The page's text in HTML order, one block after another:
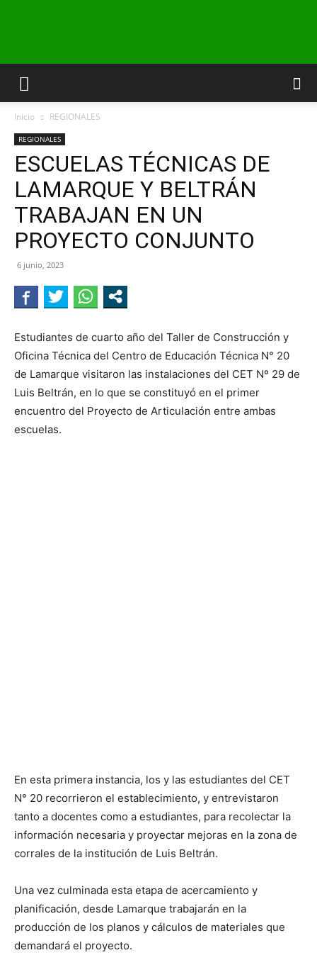
INFO24
NEGRO
Inicio REGIONALES
REGIONALES
ESCUELAS TÉCNICAS DE
LAMARQUE Y BELTRÁN
TRABAJAN EN UN
PROYECTO CONJUNTO
6 junio, 2023
Estudiantes de cuarto año del Taller de Construcción y
Oficina Técnica del Centro de Educación Técnica N° 20
de Lamarque visitaron las instalaciones del CET Nº 29 de
Luis Beltrán, en lo que se constituyó en el primer
encuentro del Proyecto de Articulación entre ambas
escuelas.
En esta primera instancia, los y las estudiantes del CET
N° 20 recorrieron el establecimiento, y entrevistaron
tanto a docentes como a estudiantes, para recolectar la
información necesaria y proyectar mejoras en la zona de
corrales de la institución de Luis Beltrán.
Una vez culminada esta etapa de acercamiento y
planificación, desde Lamarque trabajarán en la
producción de los planos y cálculos de materiales que
demandará el proyecto.